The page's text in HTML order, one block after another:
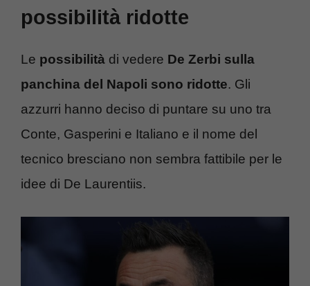
possibilità ridotte
Le possibilità di vedere De Zerbi sulla
panchina del Napoli sono ridotte. Gli
azzurri hanno deciso di puntare su uno tra
Conte, Gasperini e Italiano e il nome del
tecnico bresciano non sembra fattibile per le
idee di De Laurentiis.